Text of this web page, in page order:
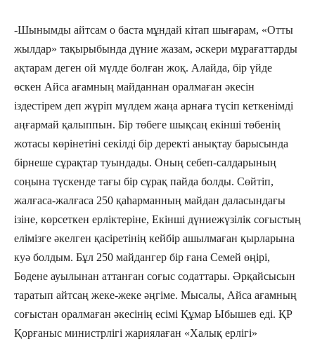
-Шынымды айтсам о баста мұндай кітап шығарам, «Отты
жылдар» тақырыбында дүние жазам, әскери мұрағаттарды
ақтарам деген ой мүлде болған жоқ. Алайда, бір үйде
өскен Айса ағамның майданнан оралмаған әкесін
іздестірем деп жүріп мүлдем жаңа арнаға түсіп кеткенімді
аңғармай қалыппын. Бір төбеге шықсаң екінші төбенің
жотасы көрінетіні секілді бір деректі анықтау барысында
бірнеше сұрақтар туындады. Оның себеп-салдарының
соңына түскенде тағы бір сұрақ пайда болды. Сөйтіп,
жалғаса-жалғаса 250 қаһарманның майдан даласындағы
ізіне, көрсеткен ерліктеріне, Екінші дүниежүзілік соғыстың
елімізге әкелген қасіретінің кейбір ашылмаған қырларына
куә болдым. Бұл 250 майдангер бір ғана Семей өңірі,
Бөдене ауылынан аттанған соғыс содаттары. Әрқайсысын
таратып айтсаң жеке-жеке әңгіме. Мысалы, Айса ағамның
соғыстан оралмаған әкесінің есімі Құмар Ыбышев еді. ҚР
Қорғаныс министрлігі жариялаған «Халық ерлігі»